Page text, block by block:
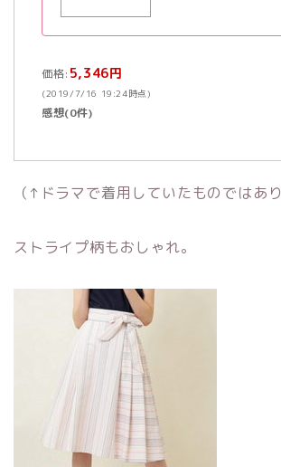
価格: 5,346円
(2019/7/16 19:24時点)
感想(0件)
（↑ドラマで着用していたものではあり
ストライプ柄もおしゃれ。